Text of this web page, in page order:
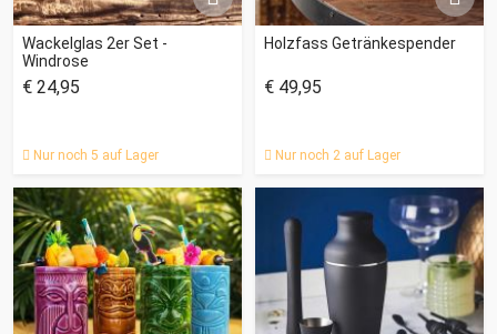
Wackelglas 2er Set -
Windrose
€ 24,95
Nur noch 5 auf Lager
Holzfass Getränkespender
€ 49,95
Nur noch 2 auf Lager